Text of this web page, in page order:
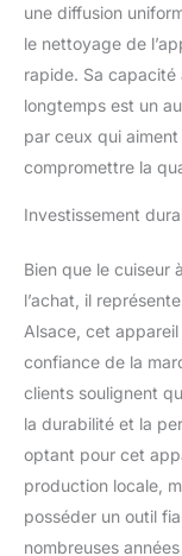
une diffusion
le nettoyage de
rapide. Sa capacité
longtemps est un
par ceux qui
compromettre la
Investissement
Bien que le cuiseur
l’achat, il
Alsace, cet
confiance de la
clients soulignent
la durabilité et la
optant pour cet
production locale,
posséder un outil
nombreuses